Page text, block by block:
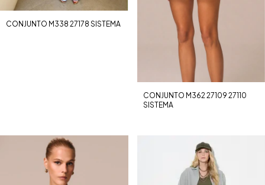
CONJUNTO M338 27178 SISTEMA
CONJUNTO M362 27109 27110
SISTEMA